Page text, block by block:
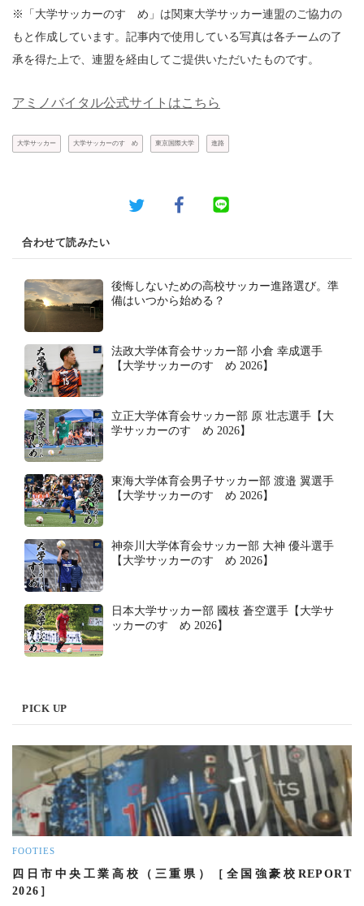
※「大学サッカーのすゝめ」は関東大学サッカー連盟のご協力の
もと作成しています。記事内で使用している写真は各チームの了
承を得た上で、連盟を経由してご提供いただいたものです。
アミノバイタル公式サイトはこちら
大学サッカー 大学サッカーのすゝめ 東京国際大学 進路
合わせて読みたい
後悔しないための高校サッカー進路選び。準
備はいつから始める？
法政大学体育会サッカー部 小倉 幸成選手
【大学サッカーのすゝめ 2026】
立正大学体育会サッカー部 原 壮志選手【大
学サッカーのすゝめ 2026】
東海大学体育会男子サッカー部 渡邉 翼選手
【大学サッカーのすゝめ 2026】
神奈川大学体育会サッカー部 大神 優斗選手
【大学サッカーのすゝめ 2026】
日本大学サッカー部 國枝 蒼空選手【大学サ
ッカーのすゝめ 2026】
PICK UP
FOOTIES
四日市中央工業高校（三重県）［全国強豪校REPORT
2026］